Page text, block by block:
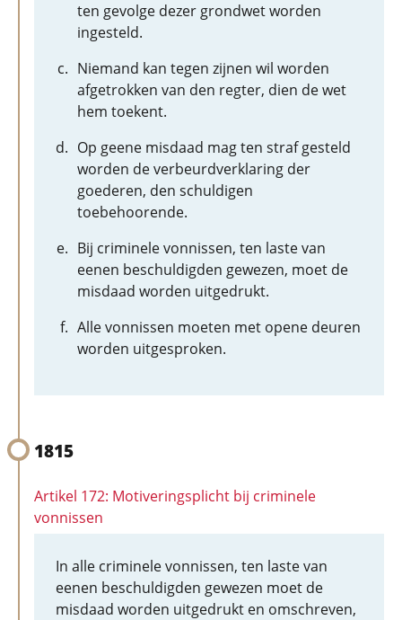
ten gevolge dezer grondwet worden
ingesteld.
Niemand kan tegen zijnen wil worden
afgetrokken van den regter, dien de wet
hem toekent.
Op geene misdaad mag ten straf gesteld
worden de verbeurdverklaring der
goederen, den schuldigen
toebehoorende.
Bij criminele vonnissen, ten laste van
eenen beschuldigden gewezen, moet de
misdaad worden uitgedrukt.
Alle vonnissen moeten met opene deuren
worden uitgesproken.
1815
Artikel 172: Motiveringsplicht bij criminele
vonnissen
In alle criminele vonnissen, ten laste van
eenen beschuldigden gewezen moet de
misdaad worden uitgedrukt en omschreven,